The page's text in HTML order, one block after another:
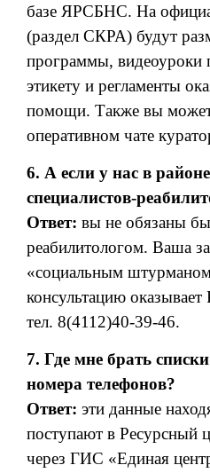
базе ЯРСБНС. На
(раздел СКРА) будут
программы, видеоуроки
этикету и регламенты
помощи. Также вы
оперативном чате
6. А если у нас в
специалистов-
Ответ: вы не обязаны
реабилитологом. Ваша
«социальным
консультацию
тел. 8(4112)40-39-46.
7. Где мне брать
номера телефонов?
Ответ: эти данные
поступают в
через ГИС «Единая